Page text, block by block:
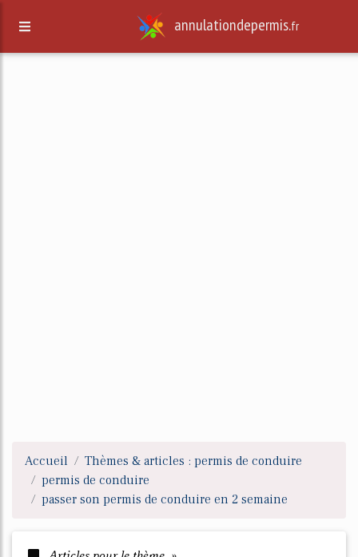
annulationdepermis.fr
Accueil
Thèmes & articles : permis de conduire
permis de conduire
passer son permis de conduire en 2 semaine